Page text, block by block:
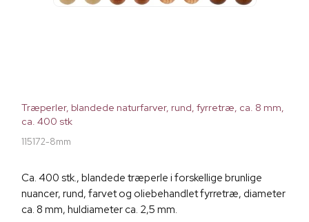
Træperler, blandede naturfarver, rund, fyrretræ, ca. 8 mm,
ca. 400 stk
115172-8mm
Ca. 400 stk., blandede træperle i forskellige brunlige
nuancer, rund, farvet og oliebehandlet fyrretræ, diameter
ca. 8 mm, huldiameter ca. 2,5 mm.